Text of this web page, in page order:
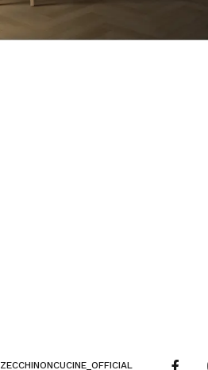
ZECCHINONCUCINE_OFFICIAL